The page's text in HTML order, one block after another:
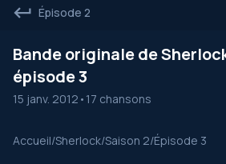
Épisode 2
Bande originale de
épisode 3
15 janv. 2012 • 17 chansons
Accueil/Sherlock/Saison 2/Épisode 3